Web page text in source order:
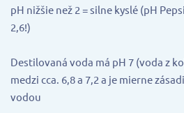
pH nižšie než 2 = silne kyslé (pH
2,6!)
Destilovaná voda má pH 7 (voda z
medzi cca. 6,8 a 7,2 a je mierne
vodou